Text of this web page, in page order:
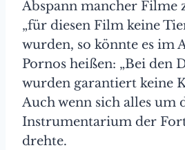
Abspann mancher Filme
„für diesen Film keine
wurden, so könnte es im
Pornos heißen: „Bei den
wurden garantiert keine
Auch wenn sich alles um
Instrumentarium der
drehte.